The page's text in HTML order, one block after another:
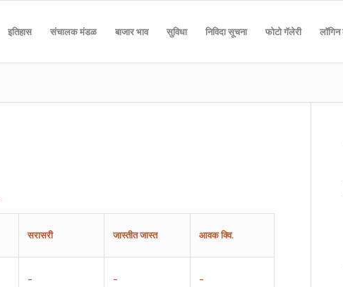
इतिहास संचालक मंडळ बाजार भाव सुविधा निविदा सूचना फोटो गॅलेरी लॉगिन
सरासरी जास्तीतजास्त आवकक्वि.
– – –